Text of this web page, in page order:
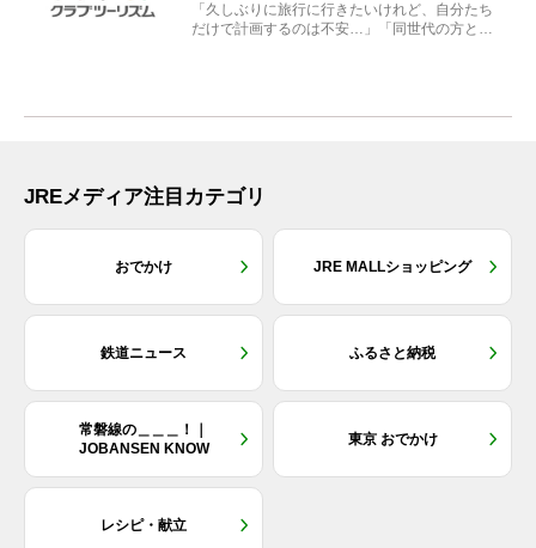
「久しぶりに旅行に行きたいけれど、自分たち
だけで計画するのは不安…」「同世代の方と気
JREメディア注目カテゴリ
おでかけ JRE MALLショッピング
鉄道ニュース ふるさと納税
常磐線の＿＿＿！｜
JOBANSEN KNOW
東京 おでかけ
レシピ・献立